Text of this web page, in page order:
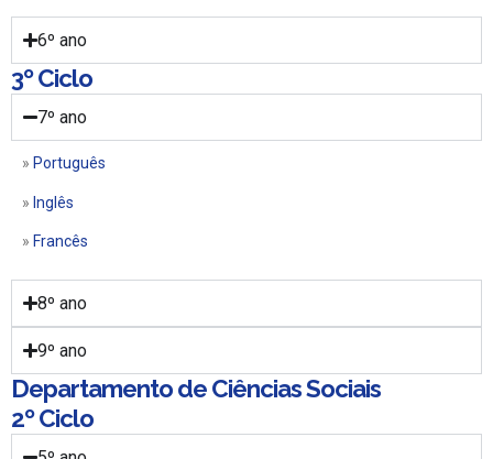
6º ano
3º Ciclo
7º ano
» Português
» Inglês
» Francês
8º ano
9º ano
Departamento de Ciências Sociais
2º Ciclo